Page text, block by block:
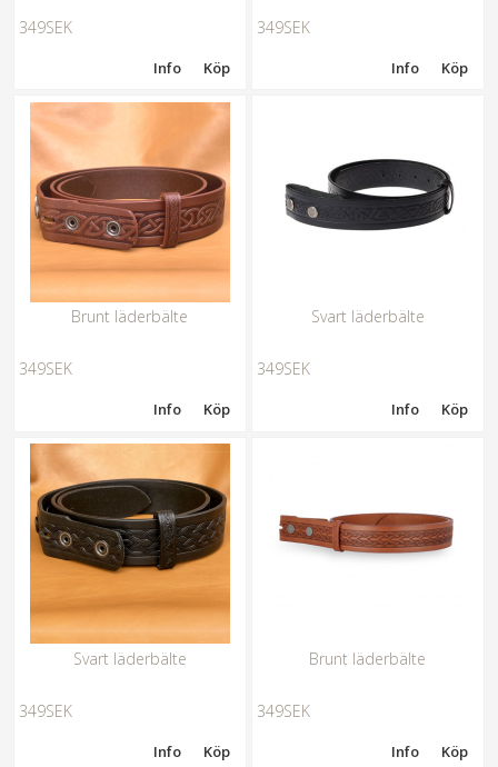
349SEK
Köp
Info
349SEK
Köp
Info
Brunt läderbälte
349SEK
Köp
Info
Svart läderbälte
349SEK
Köp
Info
Svart läderbälte
349SEK
Köp
Info
Brunt läderbälte
349SEK
Köp
Info